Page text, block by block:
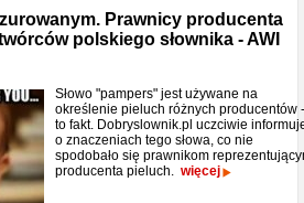
Prawnicy producenta
polskiego słownika - AWI
Słowo "pampers" jest używane na
określenie pieluch różnych producentów -
to fakt. Dobryslownik.pl uczciwie
o znaczeniach tego słowa, co nie
spodobało się prawnikom
producenta pieluch. więcej